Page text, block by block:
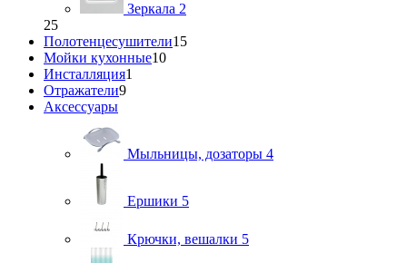
Зеркала 2
25
Полотенцесушители15
Мойки кухонные10
Инсталляция1
Отражатели9
Аксессуары
Мыльницы, дозаторы 4
Ершики 5
Крючки, вешалки 5